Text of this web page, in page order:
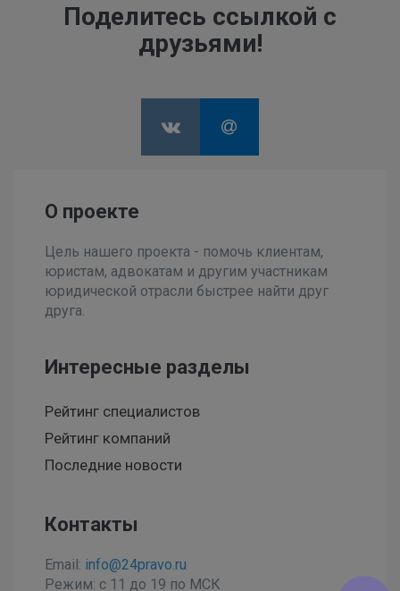
Поделитесь ссылкой с
друзьями!
О проекте
Цель нашего проекта - помочь клиентам,
юристам, адвокатам и другим участникам
юридической отрасли быстрее найти друг
друга.
Интересные разделы
Рейтинг специалистов
Рейтинг компаний
Последние новости
Контакты
Email: info@24pravo.ru
Режим: с 11 до 19 по МСК